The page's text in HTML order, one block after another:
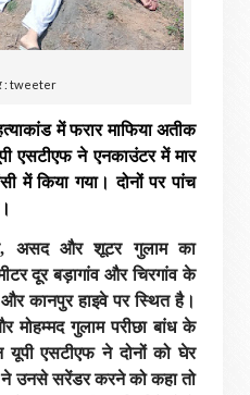
: tweeter
में फरार माफिया अतीक
एसटीएफ ने एनकाउंटर में मार
में किया गया। दोनों पर पांच
असद और शूटर गुलाम का
दूर बड़ागांव और चिरगांव के
कानपुर हाइवे पर स्थित है।
मोहम्मद गुलाम परीछा बांध के
यूपी एसटीएफ ने दोनों को घेर
उनसे सरेंडर करने को कहा तो